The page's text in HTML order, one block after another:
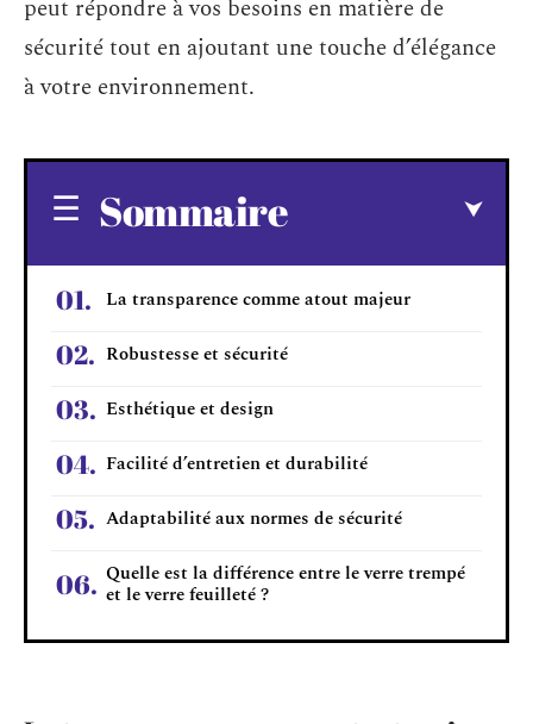
peut répondre à vos besoins en matière de
sécurité tout en ajoutant une touche d’élégance
à votre environnement.
Sommaire
La transparence comme atout majeur
Robustesse et sécurité
Esthétique et design
Facilité d’entretien et durabilité
Adaptabilité aux normes de sécurité
Quelle est la différence entre le verre trempé
et le verre feuilleté ?